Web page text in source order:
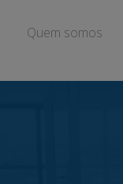
Quem somos